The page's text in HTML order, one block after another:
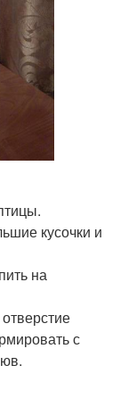
кусочки и
на
с